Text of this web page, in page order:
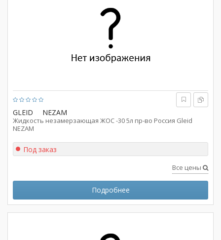
GLEID NEZAM
Жидкость незамерзающая ЖОС -30 5л пр-во Россия Gleid
NEZAM
Под заказ
Все цены
Подробнее